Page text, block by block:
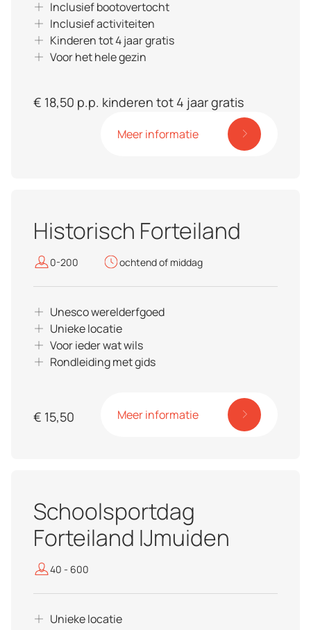
Inclusief bootovertocht
Inclusief activiteiten
Kinderen tot 4 jaar gratis
Voor het hele gezin
€ 18,50 p.p. kinderen tot 4 jaar gratis
Meer informatie
Historisch Forteiland
0-200 ochtend of middag
Unesco werelderfgoed
Unieke locatie
Voor ieder wat wils
Rondleiding met gids
€ 15,50 Meer informatie
Schoolsportdag
Forteiland IJmuiden
40 - 600
Unieke locatie